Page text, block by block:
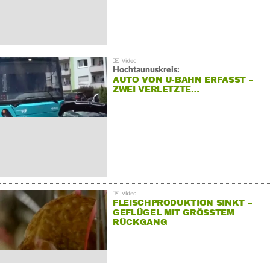
Hochtaunuskreis:
AUTO VON U-BAHN ERFASST –
ZWEI VERLETZTE…
FLEISCHPRODUKTION SINKT –
GEFLÜGEL MIT GRÖSSTEM R
ÜCKGANG